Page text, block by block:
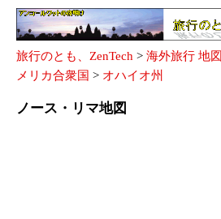
旅行のとも、ZenTech > 海外旅行 地図
メリカ合衆国 > オハイオ州
ノース・リマ地図